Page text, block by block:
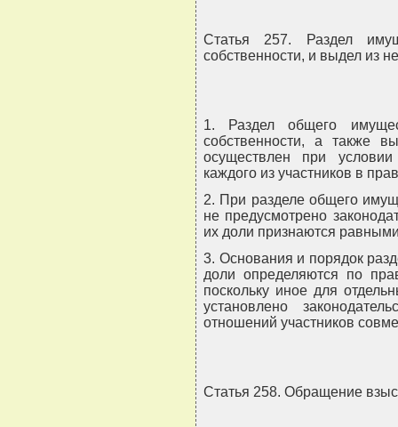
Статья 257. Раздел
собственности, и выдел из
1. Раздел общего
собственности, а также
осуществлен при
каждого из участников в
2. При разделе общего
не предусмотрено
их доли признаются
3. Основания и порядок
доли определяются по
поскольку иное для
установлено
отношений участников
Статья 258. Обращение